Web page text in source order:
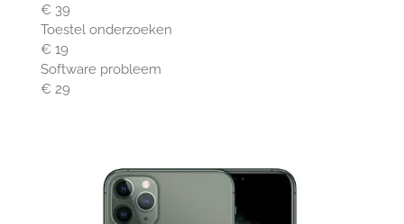
€ 39
Toestel onderzoeken
€ 19
Software probleem
€ 29